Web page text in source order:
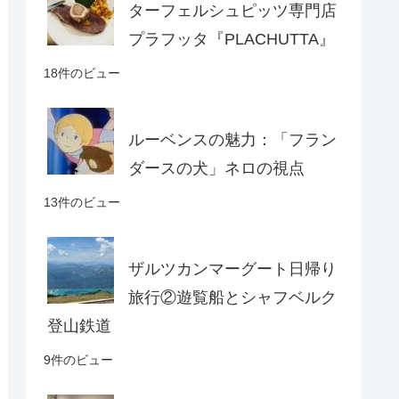
ターフェルシュピッツ専門店
プラフッタ『PLACHUTTA』
18件のビュー
ルーベンスの魅力：「フラン
ダースの犬」ネロの視点
13件のビュー
ザルツカンマーグート日帰り
旅行②遊覧船とシャフベルク
登山鉄道
9件のビュー